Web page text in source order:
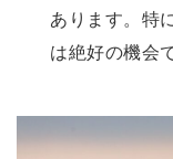
あります。特
は絶好の機会